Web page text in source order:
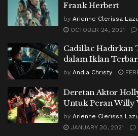
Frank Herbert
by Arienne Clerissa
OCTOBER 24, 2021
Cadillac Hadirkan
dalam Iklan
by Andia Christy
Deretan Aktor
Untuk Peran Willy
by Arienne Clerissa
JANUARY 30, 2021